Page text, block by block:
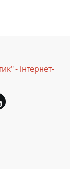
- інтернет-